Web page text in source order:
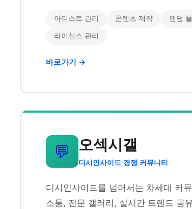
아티스트 관리 콘텐츠 제작 팬덤
라이선스 관리
바로가기 →
💬 오섹시갤
디시인사이드 경쟁 커뮤니티
디시인사이드를 넘어서는 차세대 커
소통, 전문 갤러리, 실시간 트렌드 공